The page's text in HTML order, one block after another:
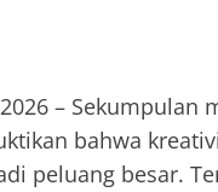
–
bahwa
peluang besar.